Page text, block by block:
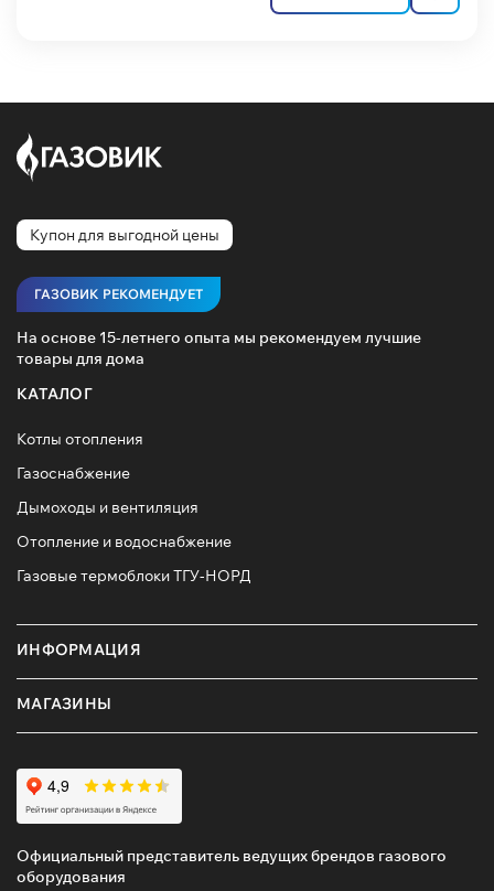
Купон для выгодной цены
ГАЗОВИК РЕКОМЕНДУЕТ
На основе 15-летнего опыта мы рекомендуем лучшие
товары для дома
КАТАЛОГ
Котлы отопления
Газоснабжение
Дымоходы и вентиляция
Отопление и водоснабжение
Газовые термоблоки ТГУ-НОРД
ИНФОРМАЦИЯ
МАГАЗИНЫ
Официальный представитель ведущих брендов газового
оборудования